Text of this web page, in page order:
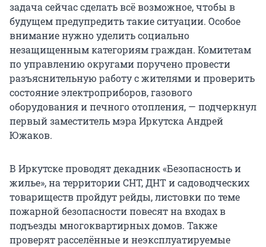
задача сейчас сделать всё возможное, чтобы в
будущем предупредить такие ситуации. Особое
внимание нужно уделить социально
незащищенным категориям граждан. Комитетам
по управлению округами поручено провести
разъяснительную работу с жителями и проверить
состояние электроприборов, газового
оборудования и печного отопления, — подчеркнул
первый заместитель мэра Иркутска Андрей
Южаков.
В Иркутске проводят декадник «Безопасность и
жилье», на территории СНТ, ДНТ и садоводческих
товариществ пройдут рейды, листовки по теме
пожарной безопасности повесят на входах в
подъезды многоквартирных домов. Также
проверят расселённые и неэксплуатируемые